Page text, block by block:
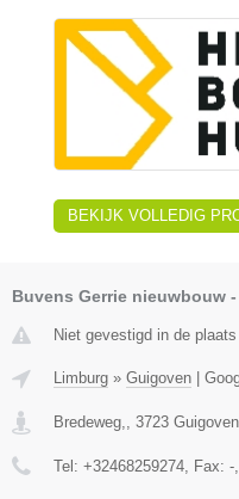
BEKIJK VOLLEDIG
Buvens Gerrie nieuwbouw
Niet gevestigd in de
Limburg » Guigoven
Bredeweg, 3723 Guigoven
Tel: +32468259274 , Fax: -